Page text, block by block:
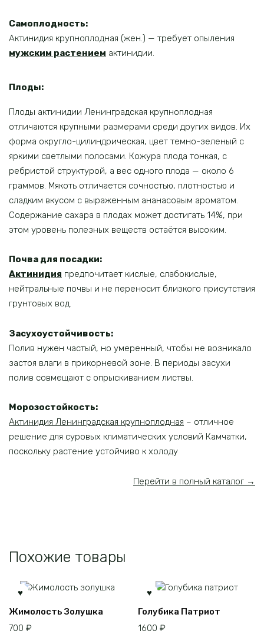
Самоплодность:
Актинидия крупноплодная (жен.) — требует опыления
мужским растением актинидии.
Плоды:
Плоды актинидии Ленинградская крупноплодная
отличаются крупными размерами среди других видов. Их
форма округло-цилиндрическая, цвет темно-зеленый с
яркими светлыми полосами. Кожура плода тонкая, с
ребристой структурой, а вес одного плода — около 6
граммов. Мякоть отличается сочностью, плотностью и
сладким вкусом с выраженным ананасовым ароматом.
Содержание сахара в плодах может достигать 14%, при
этом уровень полезных веществ остаётся высоким.
Почва для посадки:
Актинидия предпочитает кислые, слабокислые,
нейтральные почвы и не переносит близкого присутствия
грунтовых вод.
Засухоустойчивость:
Полив нужен частый, но умеренный, чтобы не возникало
застоя влаги в прикорневой зоне. В периоды засухи
полив совмещают с опрыскиванием листвы.
Морозостойкость:
Актинидия Ленинградская крупноплодная – отличное
решение для суровых климатических условий Камчатки,
поскольку растение устойчиво к холоду
Перейти в полный каталог →
Похожие товары
Жимолость Золушка
700 ₽
товар
Голубика Патриот
1600 ₽